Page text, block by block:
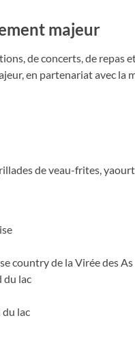
majeur
de concerts, de
en partenariat avec la
de veau-frites,
country de la Virée des As
du lac
lac